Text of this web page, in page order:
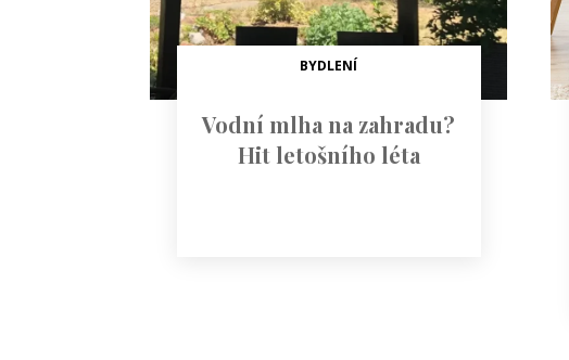
BYDLENÍ
Vodní mlha na zahradu?
Hit letošního léta